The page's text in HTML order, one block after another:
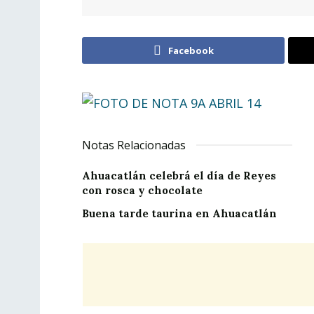
Facebook
Notas Relacionadas
Ahuacatlán celebrá el día de Reyes
con rosca y chocolate
Buena tarde taurina en Ahuacatlán